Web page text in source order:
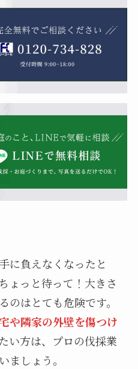
に負えなくなったと
ょっと待って！大きさ
のはとても危険です。
や隣家の外壁を傷つけ
い方は、プロの伐採業
ましょう。